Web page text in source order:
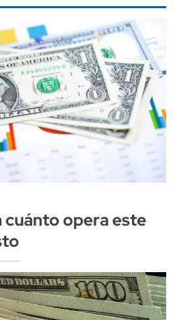
cuánto opera este